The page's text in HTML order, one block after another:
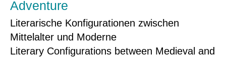
Adventure
Literarische Konfigurationen zwischen
Mittelalter und Moderne
Literary Configurations between Medieval and